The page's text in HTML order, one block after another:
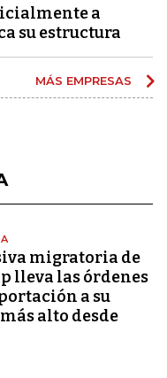
a
su estructura
MÁS EMPRESAS
migratoria de
lleva las órdenes
a su
alto desde